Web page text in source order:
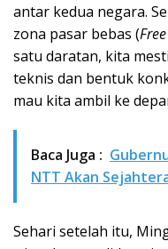
antar kedua negara.
zona pasar bebas (
satu daratan, kita
teknis dan bentuk
mau kita ambil ke
Baca Juga :
NTT Akan
Sehari setelah itu,